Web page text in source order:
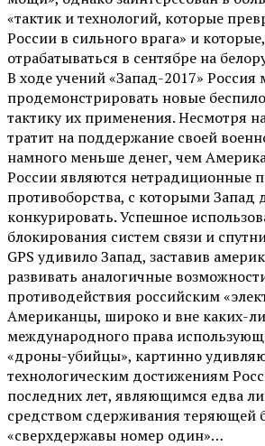
«тактик и технологий, которые
России в сильного врага» и
отрабатываться в сентябре на
В ходе учений «Запад-2017» Россия
продемонстрировать новые
тактику их применения. Несмотря
тратит на поддержание своей
намного меньше денег, чем
России являются нетрадиционные
противоборства, с которыми Запад
конкурировать. Успешное
блокирования систем связи и
GPS удивило Запад, заставив
развивать аналогичные
противодействия российским
Американцы, широко и вне каких-
международного права
«дроны-убийцы», картинно
технологическим достижениям
последних лет, являющимся едва
средством сдерживания теряющей
«сверхдержавы номер один»…